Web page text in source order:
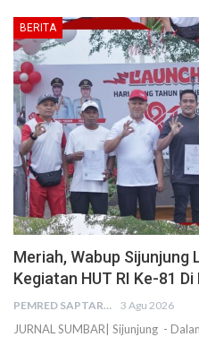
BERITA
Meriah, Wabup Sijunjung
Kegiatan HUT RI Ke-81
PEMRED SAPTARIUS 3 Agu 2026
JURNAL SUMBAR| Sijunjung -